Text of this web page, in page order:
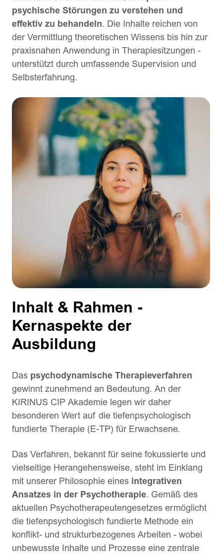
psychische Störungen zu verstehen und
effektiv zu behandeln. Die Inhalte reichen von
der Vermittlung theoretischen Wissens bis hin zur
praxisnahen Anwendung in Therapiesitzungen -
unterstützt durch umfassende Supervision und
Selbsterfahrung.
Inhalt & Rahmen -
Kernaspekte der
Ausbildung
Das psychodynamische Therapieverfahren
gewinnt zunehmend an Bedeutung. An der
KIRINUS CIP Akademie legen wir daher
besonderen Wert auf die tiefenpsychologisch
fundierte Therapie (E-TP) für Erwachsene.
Das Verfahren, bekannt für seine fokussierte und
vielseitige Herangehensweise, steht im Einklang
mit unserer Philosophie eines integrativen
Ansatzes in der Psychotherapie. Gemäß des
aktuellen Psychotherapeutengesetzes ermöglicht
die tiefenpsychologisch fundierte Methode ein
konflikt- und strukturbezogenes Arbeiten - wobei
unbewusste Inhalte und Prozesse eine zentrale